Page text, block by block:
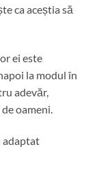
ca aceștia să
ei este
la modul în
adevăr,
oameni.
adaptat